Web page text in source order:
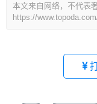
本文来自网络，不代表
https://